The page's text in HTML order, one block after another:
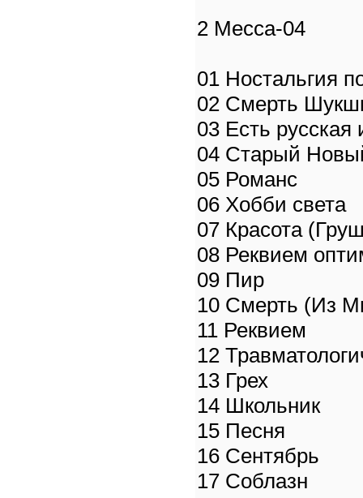
2 Месса-04
01 Ностальгия
02 Смерть
03 Есть русская
04 Старый
05 Романс
06 Хобби света
07 Красота
08 Реквием
09 Пир
10 Смерть (Из
11 Реквием
12
13 Грех
14 Школьник
15 Песня
16 Сентябрь
17 Соблазн